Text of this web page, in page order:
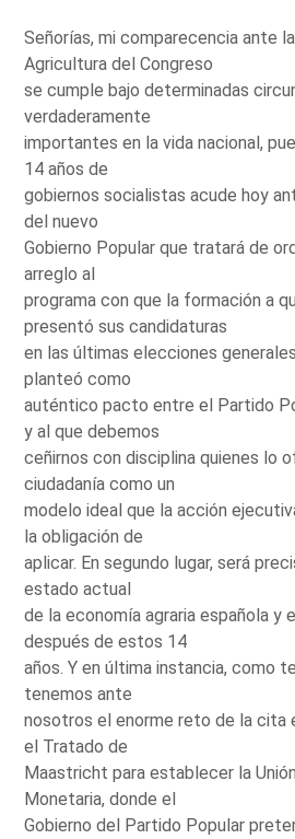
Señorías, mi comparecencia ante
Agricultura del Congreso
se cumple bajo determinadas
verdaderamente
importantes en la vida nacional,
14 años de
gobiernos socialistas acude hoy
del nuevo
Gobierno Popular que tratará de
arreglo al
programa con que la formación a
presentó sus candidaturas
en las últimas elecciones
planteó como
auténtico pacto entre el Partido
y al que debemos
ceñirnos con disciplina quienes lo
ciudadanía como un
modelo ideal que la acción
la obligación de
aplicar. En segundo lugar, será
estado actual
de la economía agraria española y
después de estos 14
años. Y en última instancia, como
tenemos ante
nosotros el enorme reto de la cita
el Tratado de
Maastricht para establecer la
Monetaria, donde el
Gobierno del Partido Popular